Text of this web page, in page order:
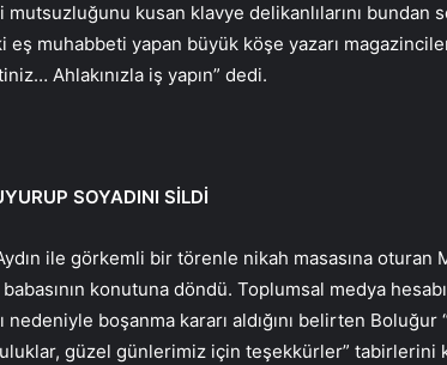
mutsuzluğunu kusan klavye delikanlılarını bundan
eş muhabbeti yapan büyük köşe yazarı
Ahlakınızla iş yapın” dedi.
SOYADINI SİLDİ
ile görkemli bir törenle nikah masasına oturan
babasının konutuna döndü. Toplumsal medya
nedeniyle boşanma kararı aldığını belirten
güzel günlerimiz için teşekkürler” tabirlerini